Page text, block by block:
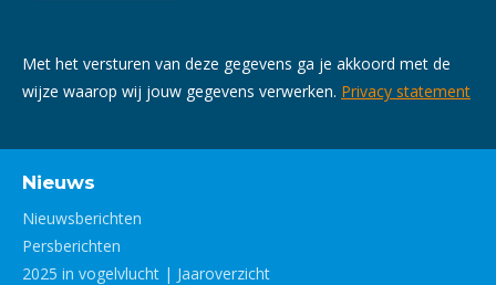
Met het versturen van deze gegevens ga je akkoord met de
wijze waarop wij jouw gegevens verwerken. Privacy statement
Nieuws
Nieuwsberichten
Persberichten
2025 in vogelvlucht | Jaaroverzicht